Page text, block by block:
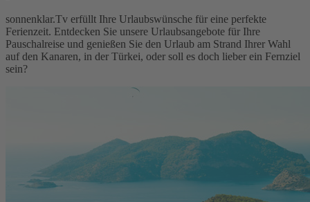
sonnenklar.Tv erfüllt Ihre Urlaubswünsche für eine perfekte
Ferienzeit. Entdecken Sie unsere Urlaubsangebote für Ihre
Pauschalreise und genießen Sie den Urlaub am Strand Ihrer Wahl
auf den Kanaren, in der Türkei, oder soll es doch lieber ein Fernziel
sein?